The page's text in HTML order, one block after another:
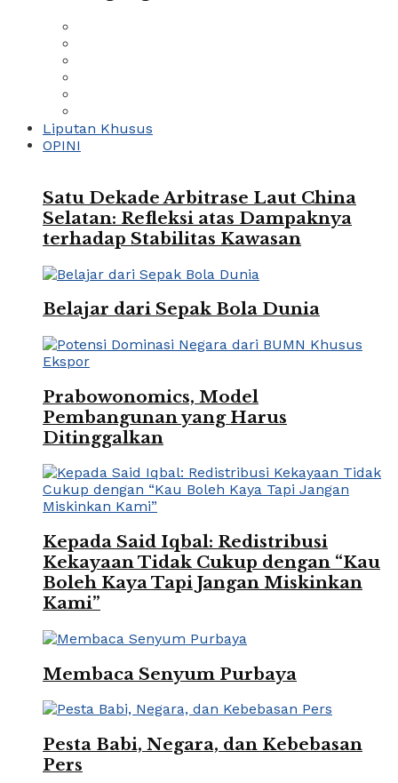
Liputan Khusus
OPINI
Satu Dekade Arbitrase Laut China
Selatan: Refleksi atas Dampaknya
terhadap Stabilitas Kawasan
Belajar dari Sepak Bola Dunia
Prabowonomics, Model
Pembangunan yang Harus
Ditinggalkan
Kepada Said Iqbal: Redistribusi
Kekayaan Tidak Cukup dengan “Kau
Boleh Kaya Tapi Jangan Miskinkan
Kami”
Membaca Senyum Purbaya
Pesta Babi, Negara, dan Kebebasan
Pers